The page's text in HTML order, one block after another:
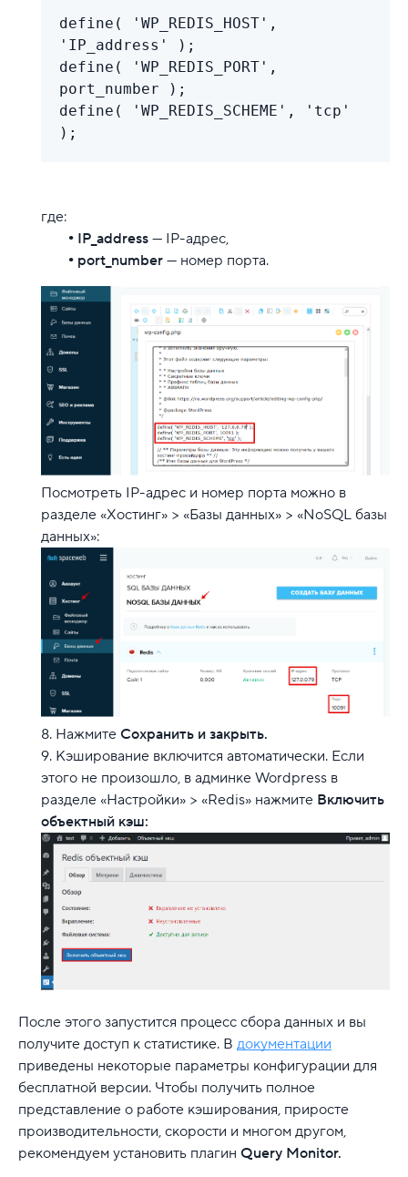
define( 'WP_REDIS_HOST',
'IP_address'
);
define( 'WP_REDIS_PORT',
port_number
);
define( 'WP_REDIS_SCHEME', 'tcp'
);
где:
IP_address — IP-адрес,
port_number — номер порта.
Посмотреть IP-адрес и номер порта можно в
разделе «Хостинг» > «Базы данных» > «NoSQL базы
данных»:
Нажмите Сохранить и закрыть.
Кэширование включится автоматически. Если
этого не произошло, в админке Wordpress в
разделе «Настройки» > «Redis» нажмите Включить
объектный кэш:
После этого запустится процесс сбора данных и вы
получите доступ к статистике. В документации
приведены некоторые параметры конфигурации для
бесплатной версии. Чтобы получить полное
представление о работе кэширования, приросте
производительности, скорости и многом другом,
рекомендуем установить плагин Query Monitor.